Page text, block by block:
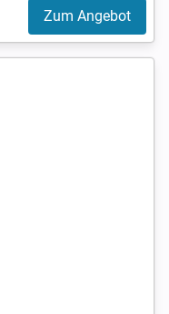
Zum Angebot